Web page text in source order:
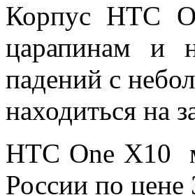
Корпус HTC
царапинам и
падений с
находиться на
HTC One X10
России по цене